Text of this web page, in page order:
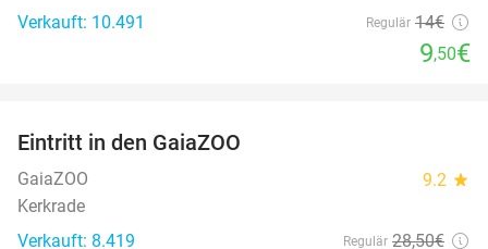
Verkauft: 10.491
Regulär 14€
9,50€
Eintritt in den GaiaZOO
GaiaZOO 9.2 star
Kerkrade
Verkauft: 8.419
Regulär 28,50€